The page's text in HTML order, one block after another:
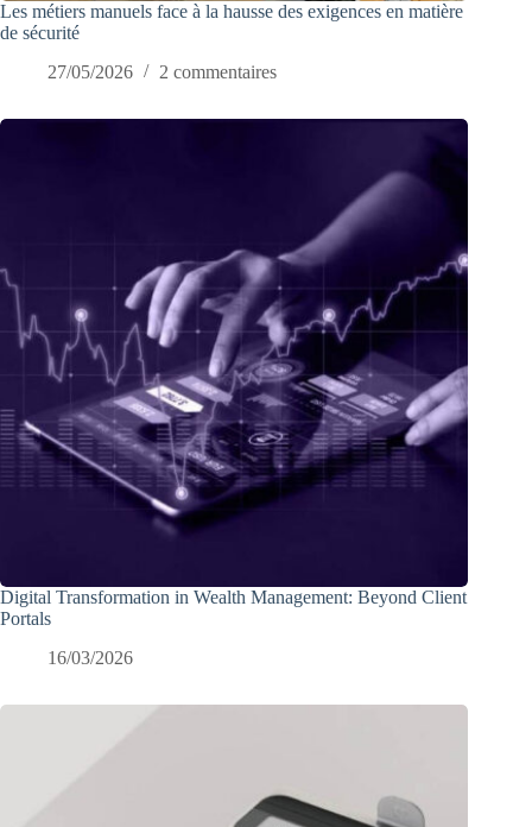
Les métiers manuels face à la hausse des exigences en matière
de sécurité
27/05/2026
2 commentaires
Digital Transformation in Wealth Management: Beyond Client
Portals
16/03/2026